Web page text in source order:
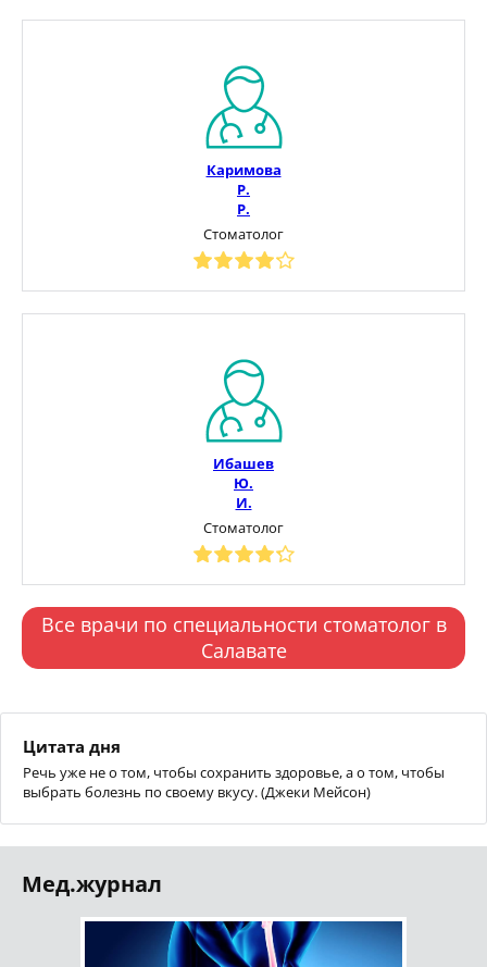
Каримова
Р.
Р.
Стоматолог
Ибашев
Ю.
И.
Стоматолог
Все врачи по специальности стоматолог в
Салавате
Цитата дня
Речь уже не о том, чтобы сохранить здоровье, а о том, чтобы
выбрать болезнь по своему вкусу. (Джеки Мейсон)
Мед.журнал